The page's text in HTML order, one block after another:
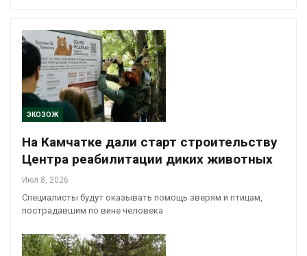
ЭКОЗОЖ
На Камчатке дали старт строительству
Центра реабилитации диких животных
Июл 8, 2026
Специалисты будут оказывать помощь зверям и птицам,
пострадавшим по вине человека